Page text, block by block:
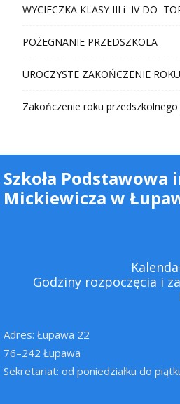
WYCIECZKA KLASY III i IV DO
POŻEGNANIE PRZEDSZKOLA
UROCZYSTE ZAKOŃCZENIE
Zakończenie roku
Szkoła Podstawowa
Mickiewicza w
Godziny rozpoczęcia i
Adres: Łupawa 22
76–242 Łupawa
Sekretariat: od poniedziałku do